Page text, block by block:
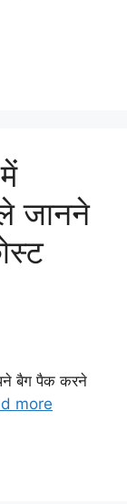
जानने
बैग पैक करने
more